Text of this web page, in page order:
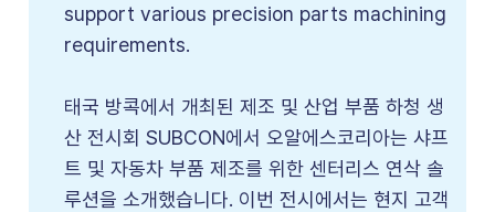
support various precision parts machining
requirements.
태국 방콕에서 개최된 제조 및 산업 부품 하청 생
산 전시회 SUBCON에서 오알에스코리아는 샤프
트 및 자동차 부품 제조를 위한 센터리스 연삭 솔
루션을 소개했습니다. 이번 전시에서는 현지 고객